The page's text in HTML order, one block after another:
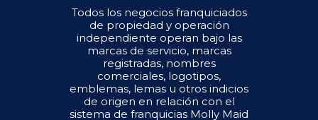
Todos los negocios franquiciados
de propiedad y operación
independiente operan bajo las
marcas de servicio, marcas
registradas, nombres
comerciales, logotipos,
emblemas, lemas u otros indicios
de origen en relación con el
sistema de franquicias Molly Maid